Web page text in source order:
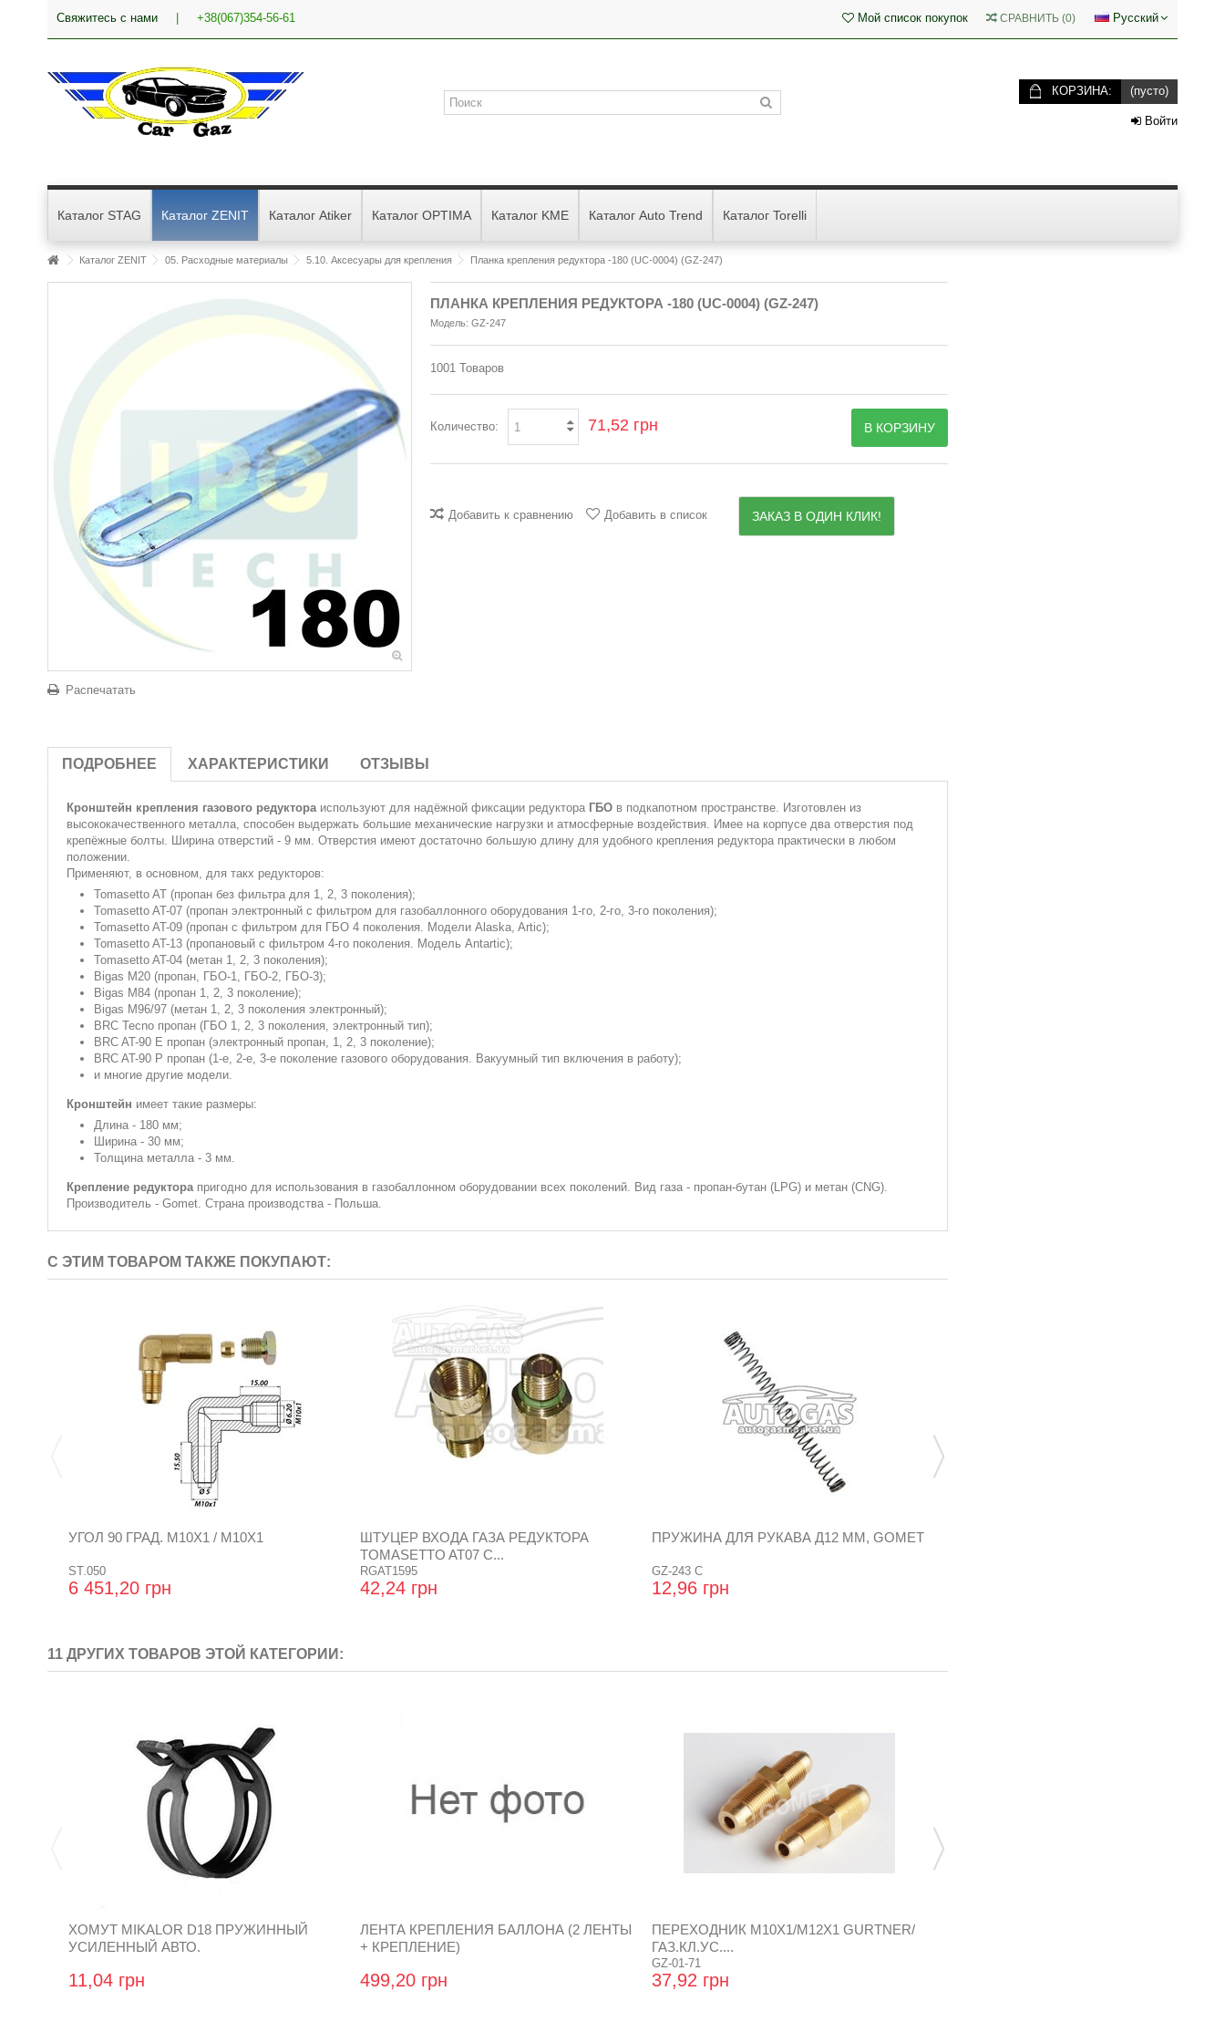
Русский
Свяжитесь с нами +38(067)354-56-61 СРАВНИТЬ (0)
Мой список покупок
КОРЗИНА: (пусто)
Войти
Каталог STAG Каталог ZENIT Каталог Atiker Каталог OPTIMA Каталог KME Каталог Auto Trend Каталог Torelli
Каталог ZENIT 05. Расходные материалы 5.10. Аксесуары для крепления Планка крепления редуктора -180 (UС-0004) (GZ-247)
Распечатать
ПЛАНКА КРЕПЛЕНИЯ РЕДУКТОРА -180 (UС-0004) (GZ-247)
Модель: GZ-247
1001 Товаров
В КОРЗИНУ
Количество: 71,52 грн
Добавить к сравнению Добавить в список ЗАКАЗ В ОДИН КЛИК!
ПОДРОБНЕЕ ХАРАКТЕРИСТИКИ ОТЗЫВЫ
Кронштейн крепления газового редуктораиспользуют для надёжной фиксации редуктора ГБО в подкапотном пространстве. Изготовлен из
высококачественного металла, способен выдержать большие механические нагрузки и атмосферные воздействия. Имее на корпусе два отверстия под
крепёжные болты. Ширина отверстий - 9 мм. Отверстия имеют достаточно большую длину для удобного крепления редуктора практически в любом
положении.
Применяют, в основном, для такх редукторов:
Tomasetto AT (пропан без фильтра для 1, 2, 3 поколения);
Tomasetto AT-07 (пропан электронный с фильтром для газобаллонного оборудования 1-го, 2-го, 3-го поколения);
Tomasetto AT-09 (пропан с фильтром для ГБО 4 поколения. Модели Alaska, Artic);
Tomasetto AT-13 (пропановый с фильтром 4-го поколения. Модель Antartic);
Tomasetto AT-04 (метан 1, 2, 3 поколения);
Bigas M20 (пропан, ГБО-1, ГБО-2, ГБО-3);
Bigas M84 (пропан 1, 2, 3 поколение);
Bigas M96/97 (метан 1, 2, 3 поколения электронный);
BRC Tecno пропан (ГБО 1, 2, 3 поколения, электронный тип);
BRC AT-90 E пропан (электронный пропан, 1, 2, 3 поколение);
BRC AT-90 P пропан (1-е, 2-е, 3-е поколение газового оборудования. Вакуумный тип включения в работу);
и многие другие модели.
Кронштейн имеет такие размеры:
Длина - 180 мм;
Ширина - 30 мм;
Толщина металла - 3 мм.
Крепление редукторапригодно для использования в газобаллонном оборудовании всех поколений. Вид газа - пропан-бутан (LPG) и метан (CNG).
Производитель - Gomet. Страна производства - Польша.
С ЭТИМ ТОВАРОМ ТАКЖЕ ПОКУПАЮТ:
УГОЛ 90 ГРАД. М10Х1 / М10Х1
ST.050
6 451,20 грн
ШТУЦЕР ВХОДА ГАЗА РЕДУКТОРА
TOMASETTO AT07 С...
RGAT1595
42,24 грн
ПРУЖИНА ДЛЯ РУКАВА Д12 ММ, GOMET
GZ-243 C
12,96 грн
11 ДРУГИХ ТОВАРОВ ЭТОЙ КАТЕГОРИИ:
ХОМУТ MIKALOR D18 ПРУЖИННЫЙ
УСИЛЕННЫЙ АВТО.
11,04 грн
ЛЕНТА КРЕПЛЕНИЯ БАЛЛОНА (2 ЛЕНТЫ
+ КРЕПЛЕНИЕ)
499,20 грн
ПЕРЕХОДНИК М10Х1/М12Х1 GURTNER/
ГАЗ.КЛ.УС....
GZ-01-71
37,92 грн